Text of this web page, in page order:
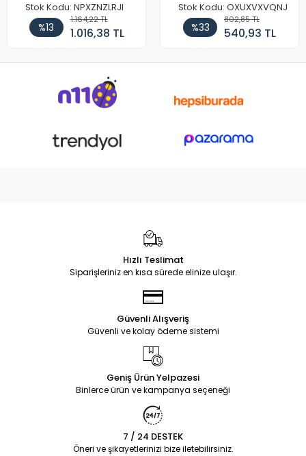
Stok Kodu: NPXZNZLRJI
%13
1.164,22 TL
1.016,38 TL
Stok Kodu: OXUXVXVQNJ
%33
802,85 TL
540,93 TL
Hızlı Teslimat
Siparişleriniz en kısa sürede elinize ulaşır.
Güvenli Alışveriş
Güvenli ve kolay ödeme sistemi
Geniş Ürün Yelpazesi
Binlerce ürün ve kampanya seçeneği
7 / 24 DESTEK
Öneri ve şikayetlerinizi bize iletebilirsiniz.